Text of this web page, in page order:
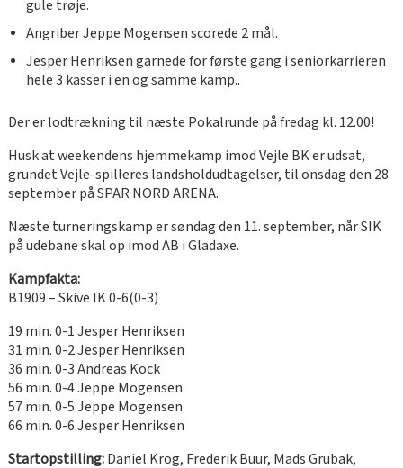
gule trøje.
Angriber Jeppe Mogensen scorede 2 mål.
Jesper Henriksen garnede for første gang i seniorkarrieren
hele 3 kasser i en og samme kamp..
Der er lodtrækning til næste Pokalrunde på fredag kl. 12.00!
Husk at weekendens hjemmekamp imod Vejle BK er udsat,
grundet Vejle-spilleres landsholdudtagelser, til onsdag den 28.
september på SPAR NORD ARENA.
Næste turneringskamp er søndag den 11. september, når SIK
på udebane skal op imod AB i Gladaxe.
Kampfakta:
B1909 – Skive IK 0-6(0-3)
19 min. 0-1 Jesper Henriksen
31 min. 0-2 Jesper Henriksen
36 min. 0-3 Andreas Kock
56 min. 0-4 Jeppe Mogensen
57 min. 0-5 Jeppe Mogensen
66 min. 0-6 Jesper Henriksen
Startopstilling:Daniel Krog, Frederik Buur, Mads Grubak,